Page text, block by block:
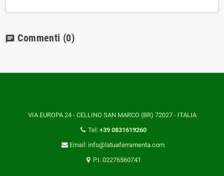
chat Commenti (0)
VIA EUROPA 24 - CELLINO SAN MARCO (BR) 72027 - ITALIA
Tel: +39 0831619260
Email: info@latuaferramenta.com
P.I. 02276560741